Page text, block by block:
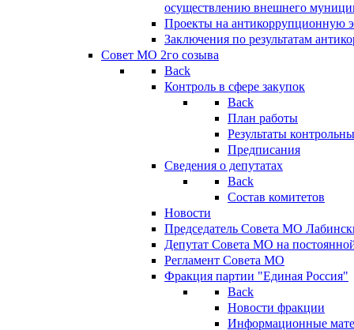
осуществлению внешнего
Проекты на антикоррупционную
Заключения по результатам
Совет МО 2го созыва
Back
Контроль в сфере закупок
Back
План работы
Результаты
Предписания
Сведения о депутатах
Back
Состав комитетов
Новости
Председатель Совета МО
Депутат Совета МО на
Регламент Совета МО
Фракция партии "Единая Россия"
Back
Новости фракции
Информационные